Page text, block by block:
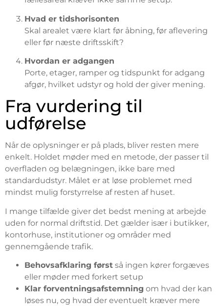
Hvad er tidshorisonten
Skal arealet være klart før åbning, før aflevering
eller før næste driftsskift?
Hvordan er adgangen
Porte, etager, ramper og tidspunkt for adgang
afgør, hvilket udstyr og hold der giver mening.
Fra vurdering til
udførelse
Når de oplysninger er på plads, bliver resten mere
enkelt. Holdet møder med en metode, der passer til
overfladen og belægningen, ikke bare med
standardudstyr. Målet er at løse problemet med
mindst mulig forstyrrelse af resten af huset.
I mange tilfælde giver det bedst mening at arbejde
uden for normal driftstid. Det gælder især i butikker,
kontorhuse, institutioner og områder med
gennemgående trafik.
Behovsafklaring først så ingen kører forgæves
eller møder med forkert setup
Klar forventningsafstemning om hvad der kan
løses nu, og hvad der eventuelt kræver mere